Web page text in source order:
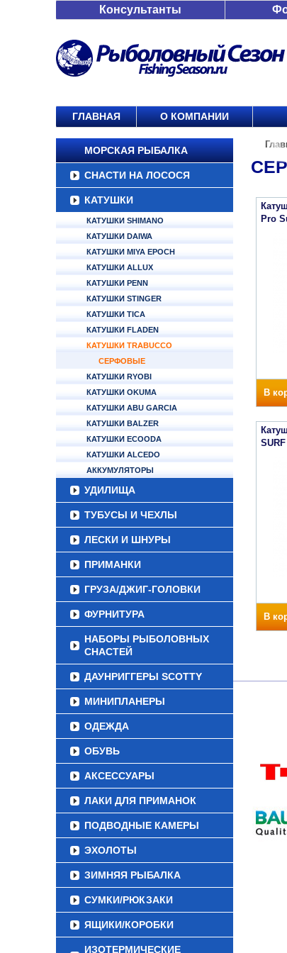
Консультанты
ГЛАВНАЯ О КОМПАНИИ
МОРСКАЯ РЫБАЛКА
СНАСТИ НА ЛОСОСЯ
КАТУШКИ
КАТУШКИ SHIMANO
КАТУШКИ DAIWA
КАТУШКИ MIYA EPOCH
КАТУШКИ ALLUX
КАТУШКИ PENN
КАТУШКИ STINGER
КАТУШКИ TICA
КАТУШКИ FLADEN
КАТУШКИ TRABUCCO
СЕРФОВЫЕ
КАТУШКИ RYOBI
КАТУШКИ OKUMA
КАТУШКИ ABU GARCIA
КАТУШКИ BALZER
КАТУШКИ ECOODA
КАТУШКИ ALCEDO
АККУМУЛЯТОРЫ
УДИЛИЩА
ТУБУСЫ И ЧЕХЛЫ
ЛЕСКИ И ШНУРЫ
ПРИМАНКИ
ГРУЗА/ДЖИГ-ГОЛОВКИ
ФУРНИТУРА
НАБОРЫ РЫБОЛОВНЫХ
СНАСТЕЙ
ДАУНРИГГЕРЫ SCOTTY
МИНИПЛАНЕРЫ
ОДЕЖДА
ОБУВЬ
АКСЕССУАРЫ
ЛАКИ ДЛЯ ПРИМАНОК
ПОДВОДНЫЕ КАМЕРЫ
ЭХОЛОТЫ
ЗИМНЯЯ РЫБАЛКА
СУМКИ/РЮКЗАКИ
ЯЩИКИ/КОРОБКИ
ИЗОТЕРМИЧЕСКИЕ
Pro
В
В